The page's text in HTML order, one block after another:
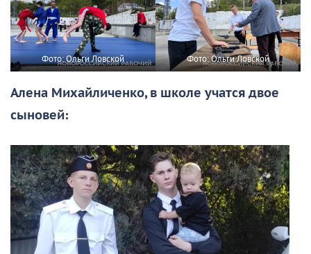
Фото: Ольги Ловской Фото: Ольги Ловской
Алена Михайличенко, в школе учатся двое
сыновей: